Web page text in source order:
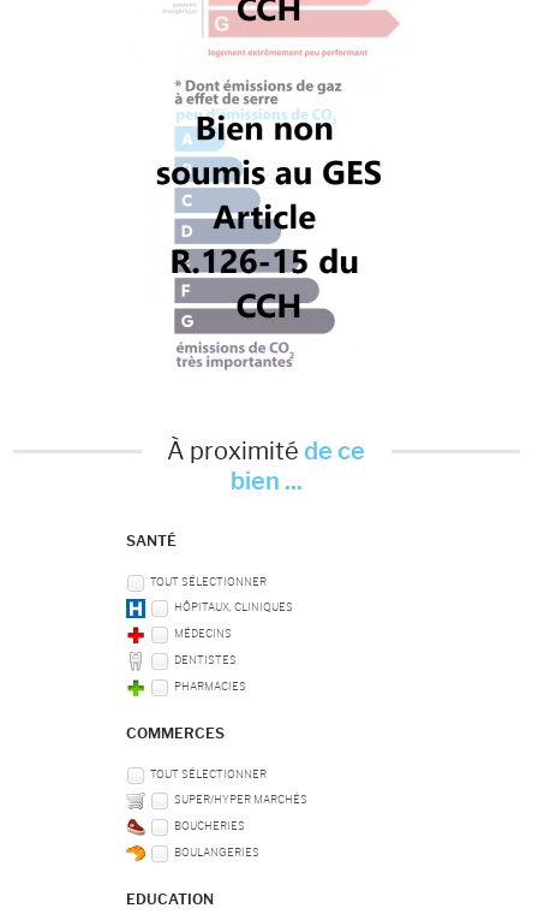
À proximitéde ce
bien ...
SANTÉ
TOUT SÉLECTIONNER
HÔPITAUX, CLINIQUES
MÉDECINS
DENTISTES
PHARMACIES
COMMERCES
TOUT SÉLECTIONNER
SUPER/HYPER MARCHÉS
BOUCHERIES
BOULANGERIES
EDUCATION